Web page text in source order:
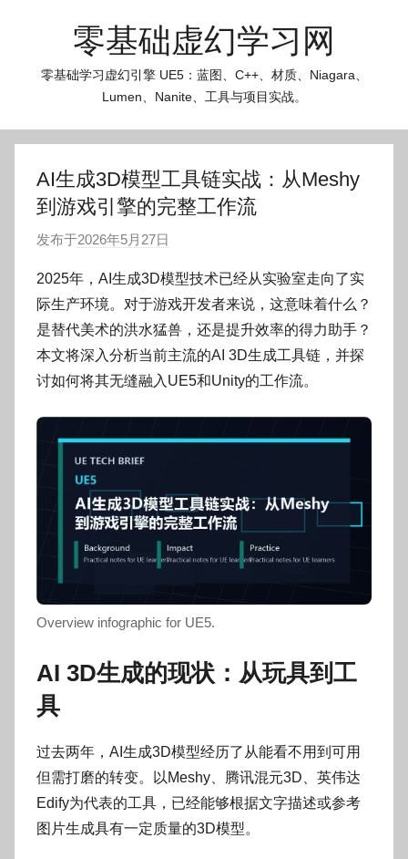
零基础虚幻学习网
零基础学习虚幻引擎 UE5：蓝图、C++、材质、Niagara、
Lumen、Nanite、工具与项目实战。
AI生成3D模型工具链实战：从Meshy
到游戏引擎的完整工作流
发布于2026年5月27日
:
O
k
g
o
2025年，AI生成3D模型技术已经从实验室走向了实
际生产环境。对于游戏开发者来说，这意味着什么？
是替代美术的洪水猛兽，还是提升效率的得力助手？
本文将深入分析当前主流的AI 3D生成工具链，并探
讨如何将其无缝融入UE5和Unity的工作流。
Overview infographic for UE5.
AI 3D生成的现状：从玩具到工
具
过去两年，AI生成3D模型经历了从能看不用到可用
但需打磨的转变。以Meshy、腾讯混元3D、英伟达
Edify为代表的工具，已经能够根据文字描述或参考
图片生成具有一定质量的3D模型。